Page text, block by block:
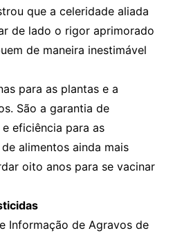
que a celeridade aliada
de lado o rigor aprimorado
de maneira inestimável
para as plantas e a
São a garantia de
eficiência para as
alimentos ainda mais
oito anos para se vacinar
Informação de Agravos de